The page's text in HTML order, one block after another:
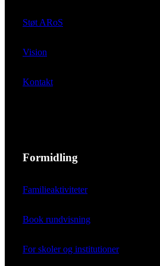
Støt ARoS
Vision
Kontakt
Formidling
Familieaktiviteter
Book rundvisning
For skoler og institutioner